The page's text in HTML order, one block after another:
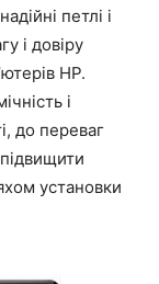
петлі і
і довіру
HP.
і
до переваг
установки